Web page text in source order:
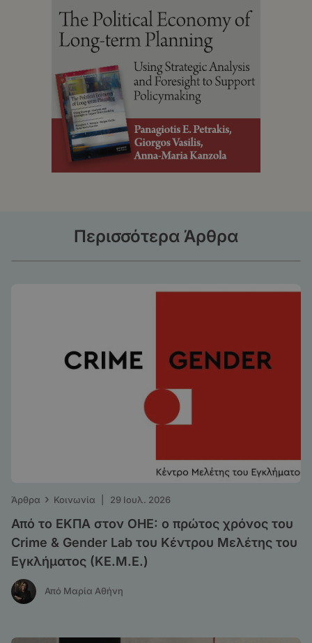
Περισσότερα Άρθρα
Άρθρα › Κοινωνία 29 Ιουλ. 2026
Από το ΕΚΠΑ στον ΟΗΕ: o πρώτος χρόνος του
Crime & Gender Lab του Κέντρου Μελέτης του
Εγκλήματος (ΚΕ.Μ.Ε.)
Από Μαρία Αθήνη